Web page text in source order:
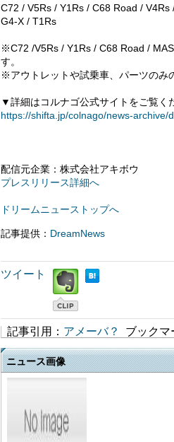
C72 / V5Rs / Y1Rs / C68 Road /
G4-X / T1Rs
※C72 /V5Rs / Y1Rs / C68 Road /
す。
※アウトレットや試乗車、パーツのみ
▼詳細はコルナゴ公式サイトをご覧く
https://shifta.jp/colnago/news-archive/
配信元企業：株式会社アキボウ
プレスリリース詳細へ
ドリームニューストップへ
記事提供： DreamNews
ツイート
記事引用： アメーバ？ ブックマ
ニュース画像